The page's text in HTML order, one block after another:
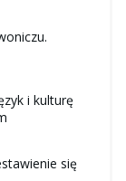
i kulturę
się